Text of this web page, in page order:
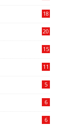
18
20
15
11
5
6
6